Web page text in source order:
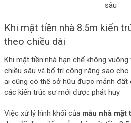
sâu
Khi mặt tiền nhà 8.5m kiến
theo chiều dài
Khi mặt tiền nhà hạn chế không
chiều sâu và bố trí công năng sao cho
ai cũng có thể sở hữu được mảnh đất
các kiến trúc sư mới được phát huy.
Việc xử lý hình khối của mẫu nhà mặt